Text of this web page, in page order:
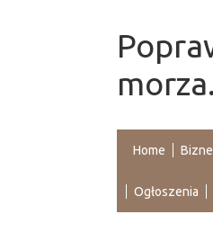
morza.
Home
Ogłoszenia